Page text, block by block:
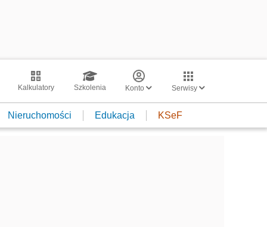
Kalkulatory Szkolenia Konto Serwisy
Nieruchomości Edukacja KSeF